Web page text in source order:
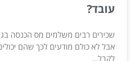
עובד?
שכירים רבים משלמים מס הכנסה
אבל לא כולם מודעים לכך שהם
לקבל...